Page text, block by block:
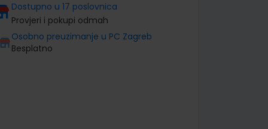
Dostupno u 17 poslovnica
Provjeri i pokupi odmah
Osobno preuzimanje u PC Zagreb
Besplatno